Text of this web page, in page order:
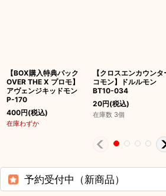
【BOX購入特典パック
OVER THE X プロモ】
アヴェンジキッドモン
P-170
400円(税込)
在庫わずか
【クロスエンカウンタ
コモン】ドルルモン
BT10-034
20円(税込)
在庫数 3個
予約受付中（新商品）